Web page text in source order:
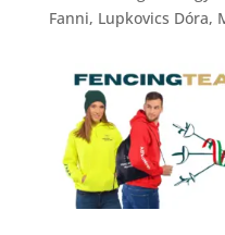
Fanni, Lupkovics Dóra,